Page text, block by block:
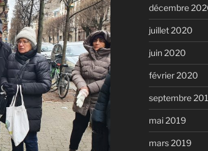
décembre
juillet 2020
juin 2020
février 2020
septembre
mai 2019
mars 2019